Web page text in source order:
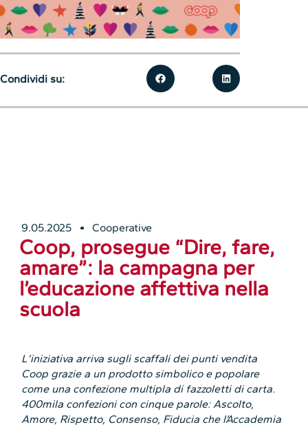
9.05.2025 Cooperative
Coop, prosegue “Dire, fare,
amare”: la campagna per
l’educazione affettiva nella
scuola
L’iniziativa arriva sugli scaffali dei punti vendita
Coop grazie a un prodotto simbolico e popolare
come una confezione multipla di fazzoletti di carta.
400mila confezioni con cinque parole: Ascolto,
Amore, Rispetto, Consenso, Fiducia che l’Accademia
Condividi su: